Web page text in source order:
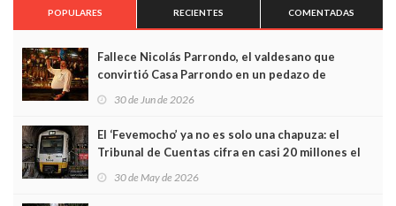
POPULARES RECIENTES COMENTADAS
Fallece Nicolás Parrondo, el valdesano que
convirtió Casa Parrondo en un pedazo de
Asturias en Madrid
30 de Jun de 2026
El ‘Fevemocho’ ya no es solo una chapuza: el
Tribunal de Cuentas cifra en casi 20 millones el
sobrecoste de los trenes que no cabían por los
30 de May de 2026